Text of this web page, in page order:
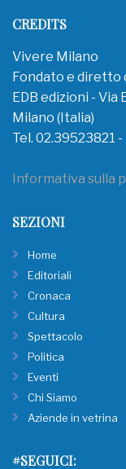
CREDITS
Vivere Milano
Fondato e diretto
EDB edizioni - Via
Milano (Italia)
Tel. 02.39523821
Informativa sulla
SEZIONI
Home
Editoriali
Cronaca
Cultura
Spettacolo
Politica
Eventi
Chi Siamo
Aziende in vetrina
#SEGUICI: